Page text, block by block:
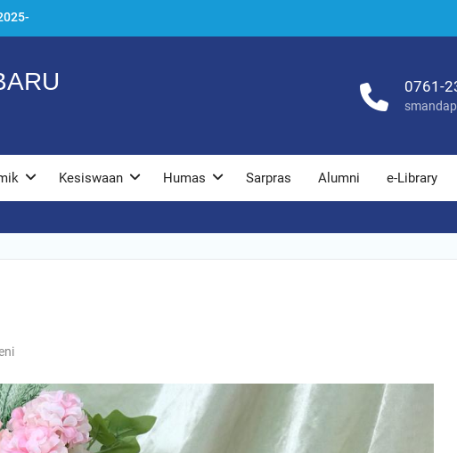
0761-
Kesiswaan Humas Sarpras Alumni e-Library